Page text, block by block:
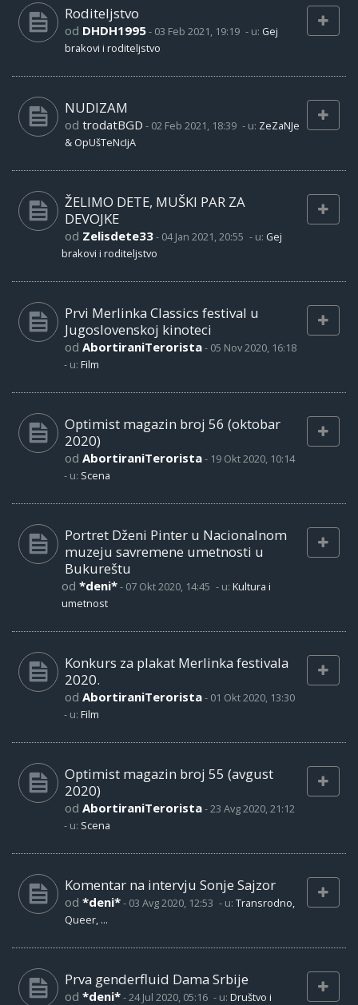
Roditeljstvo
od DHDH1995- 03 Feb 2021, 19:19 - u: Gej
brakovi i roditeljstvo
NUDIZAM
od trodatBGD - 02 Feb 2021, 18:39 - u: ZeZaNJe
& OpUšTeNcIjA
ŽELIMO DETE, MUŠKI PAR ZA
DEVOJKE
od Zelisdete33- 04 Jan 2021, 20:55 - u: Gej
brakovi i roditeljstvo
Prvi Merlinka Classics festival u
Jugoslovenskoj kinoteci
od AbortiraniTerorista- 05 Nov 2020, 16:18
- u: Film
Optimist magazin broj 56 (oktobar
2020)
od AbortiraniTerorista- 19 Okt 2020, 10:14
- u: Scena
Portret Dženi Pinter u Nacionalnom
muzeju savremene umetnosti u
Bukureštu
od *deni*- 07 Okt 2020, 14:45 - u: Kultura i
umetnost
Konkurs za plakat Merlinka festivala
2020.
od AbortiraniTerorista- 01 Okt 2020, 13:30
- u: Film
Optimist magazin broj 55 (avgust
2020)
od AbortiraniTerorista-23 Avg 2020, 21:12
- u: Scena
Komentar na intervju Sonje Sajzor
od *deni*- 03 Avg 2020, 12:53 - u: Transrodno,
Queer, ...
Prva genderfluid Dama Srbije
od *deni*-24 Jul 2020, 05:16 - u: Društvo i